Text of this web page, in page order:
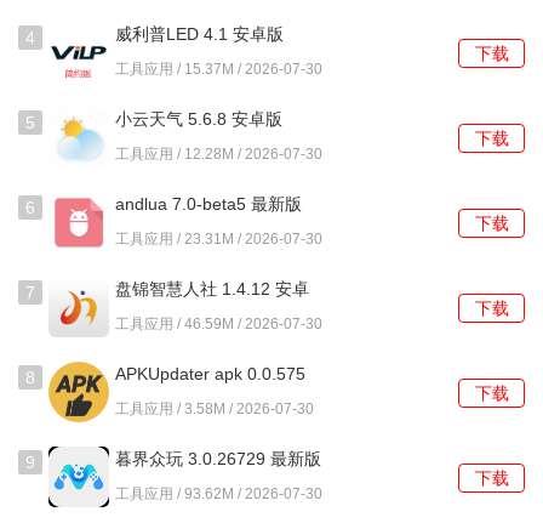
使用教程
创建新的倒计时事项。
或好友生日。
自动计算剩余天数。
工作或纪念日。
5、保存设置后返回主列表，新创建的倒计时会立即显示，并
开始自动更新剩余时间。
4 威利普LED 4.1 安卓版
工具应用 / 15.37M / 2026-07-30
下载
5 小云天气 5.6.8 安卓版
工具应用 / 12.28M / 2026-07-30
下载
6 andlua 7.0-beta5 最新版
工具应用 / 23.31M / 2026-07-30
下载
7
盘锦智慧人社 1.4.12 安卓
版
工具应用 / 46.59M / 2026-07-30
下载
8
APKUpdater apk 0.0.575
安卓版
工具应用 / 3.58M / 2026-07-30
下载
9 暮界众玩 3.0.26729 最新版
工具应用 / 93.62M / 2026-07-30
下载